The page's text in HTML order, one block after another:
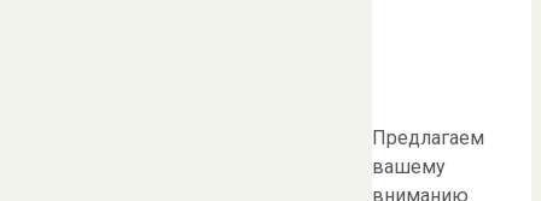
Предлагаем
вашему
вниманию